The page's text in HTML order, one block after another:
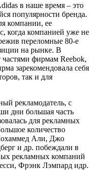
в наше время – это
популярности бренда.
компании, ее
когда компанией уже не
переломные 80-е
на рынке. В
фирмам Reebok,
зарекомендовала себя
так и для
рекламодатель, с
дни большая часть
для рекламных
количество
Али, Джо
и др. побеждали в
рекламных компаний
Фрэнк Лэмпард идр.